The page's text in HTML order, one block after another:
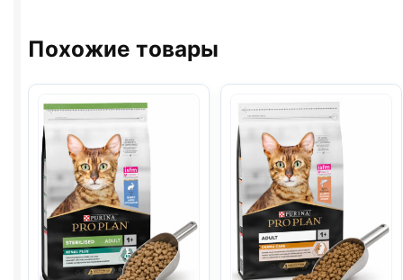
Похожие товары